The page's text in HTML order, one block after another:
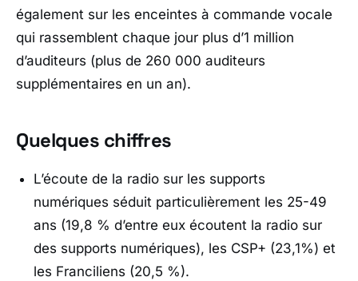
également sur les enceintes à commande vocale
qui rassemblent chaque jour plus d’1 million
d’auditeurs (plus de 260 000 auditeurs
supplémentaires en un an).
Quelques chiffres
L’écoute de la radio sur les supports
numériques séduit particulièrement les 25-49
ans (19,8 % d’entre eux écoutent la radio sur
des supports numériques), les CSP+ (23,1%) et
les Franciliens (20,5 %).